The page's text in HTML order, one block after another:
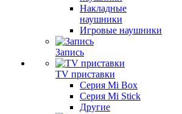
Накладные
наушники
Игровые наушники
Запись
TV приставки
Серия Mi Box
Серия Mi Stick
Другие